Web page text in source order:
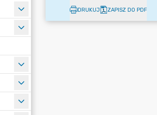
DRUKUJ ZAPISZ DO PDF